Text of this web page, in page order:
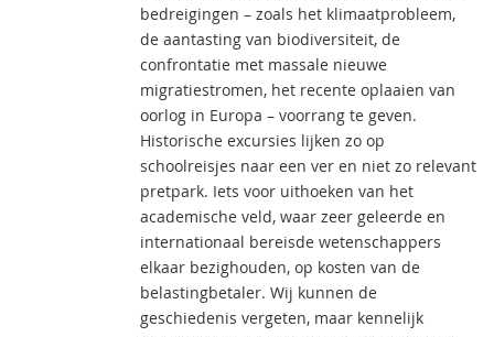
bedreigingen – zoals het klimaatprobleem,
de aantasting van biodiversiteit, de
confrontatie met massale nieuwe
migratiestromen, het recente oplaaien van
oorlog in Europa – voorrang te geven.
Historische excursies lijken zo op
schoolreisjes naar een ver en niet zo relevant
pretpark. Iets voor uithoeken van het
academische veld, waar zeer geleerde en
internationaal bereisde wetenschappers
elkaar bezighouden, op kosten van de
belastingbetaler. Wij kunnen de
geschiedenis vergeten, maar kennelijk